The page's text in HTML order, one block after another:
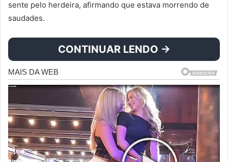
sente pelo herdeira, afirmando que estava morrendo de
saudades.
CONTINUAR LENDO →